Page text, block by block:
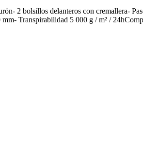
2 bolsillos delanteros con cremallera-
Transpirabilidad 5 000 g / m² /